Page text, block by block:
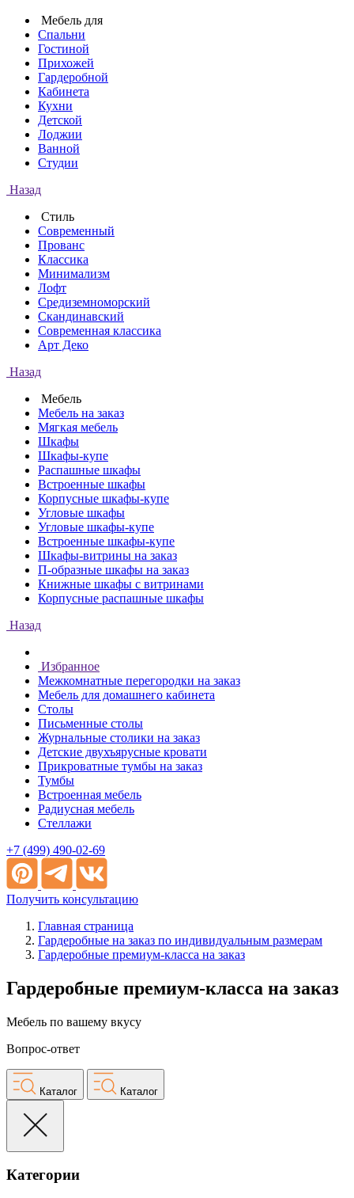
Мебель для
Спальни
Гостиной
Прихожей
Гардеробной
Кабинета
Кухни
Детской
Лоджии
Ванной
Студии
Назад
Стиль
Современный
Прованс
Классика
Минимализм
Лофт
Средиземноморский
Скандинавский
Современная классика
Арт Деко
Назад
Мебель
Мебель на заказ
Мягкая мебель
Шкафы
Шкафы-купе
Распашные шкафы
Встроенные шкафы
Корпусные шкафы-купе
Угловые шкафы
Угловые шкафы-купе
Встроенные шкафы-купе
Шкафы-витрины на заказ
П-образные шкафы на заказ
Книжные шкафы с витринами
Корпусные распашные шкафы
Назад
Избранное
Межкомнатные перегородки на заказ
Мебель для домашнего кабинета
Столы
Письменные столы
Журнальные столики на заказ
Детские двухъярусные кровати
Прикроватные тумбы на заказ
Тумбы
Встроенная мебель
Радиусная мебель
Стеллажи
+7 (499) 490-02-69
Получить консультацию
Главная страница
Гардеробные на заказ по индивидуальным размерам
Гардеробные премиум-класса на заказ
Гардеробные премиум-класса на заказ
Мебель по вашему вкусу
Вопрос-ответ
Каталог Каталог
Категории